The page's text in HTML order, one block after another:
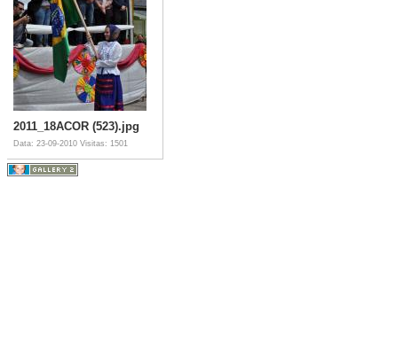
2011_18ACOR (523).jpg
Data: 23-09-2010 Visitas: 1501